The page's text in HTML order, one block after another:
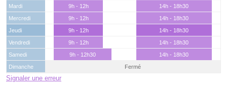
Mardi
9h - 12h
14h - 18h30
Mercredi
9h - 12h
14h - 18h30
Jeudi
9h - 12h
14h - 18h30
Vendredi
9h - 12h
14h - 18h30
Samedi
9h - 12h30
14h - 18h30
Dimanche
Fermé
Signaler une erreur